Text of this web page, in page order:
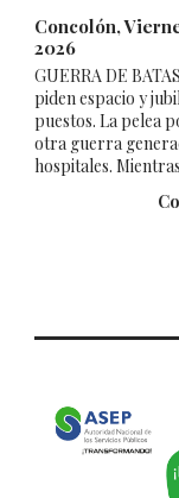
Concolón,
2026
GUERRA DE
piden espacio y
puestos. La pelea
otra guerra
hospitales.